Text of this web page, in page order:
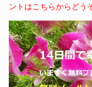
ントはこちらからどう